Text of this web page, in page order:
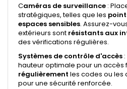
Caméras de surveillance :
stratégiques, telles que les
espaces sensibles. Assurez-
extérieurs sont résistants aux
des vérifications régulières.
Systèmes de contrôle d'accès
hauteur optimale pour un accès
régulièrement les codes ou les
pour une sécurité renforcée.